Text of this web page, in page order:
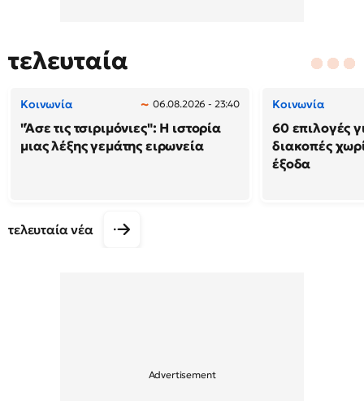
τελευταία
Κοινωνία 06.08.2026 - 23:40
"Άσε τις τσιριμόνιες": Η ιστορία
μιας λέξης γεμάτης ειρωνεία
Κοινωνία
60 επιλογές
διακοπές
έξοδα
τελευταία νέα